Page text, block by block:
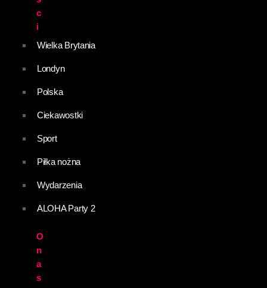
c
i
Wielka Brytania
Londyn
Polska
Ciekawostki
Sport
Piłka nożna
Wydarzenia
ALOHA Party 2
O
n
a
s